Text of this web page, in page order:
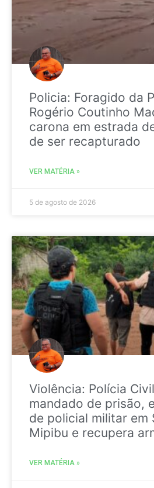
Policia: Foragido da
Rogério Coutinho
carona em estrada
de ser recapturado
VER MATÉRIA »
5 de agosto de 2026
Violência: Polícia
mandado de prisão,
de policial militar em
Mipibu e recupera
VER MATÉRIA »